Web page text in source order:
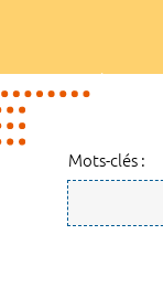
Mots-clés :